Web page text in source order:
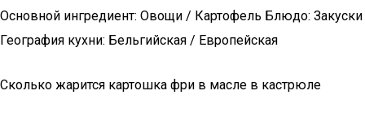
Основной ингредиент: Овощи / Картофель Блюдо: Закуски
География кухни: Бельгийская / Европейская
Сколько жарится картошка фри в масле в кастрюле